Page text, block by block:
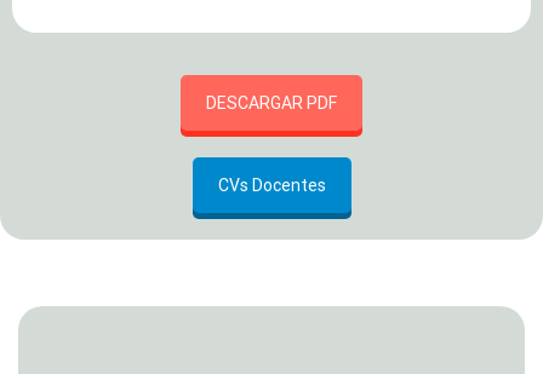
DESCARGAR PDF
CVs Docentes
a